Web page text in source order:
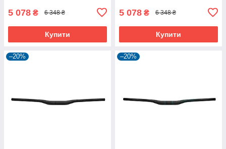
5 078 ₴ 6 348 ₴
Купити
5 078 ₴ 6 348 ₴
Купити
–20% –20%